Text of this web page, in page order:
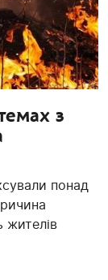
з
понад
жителів